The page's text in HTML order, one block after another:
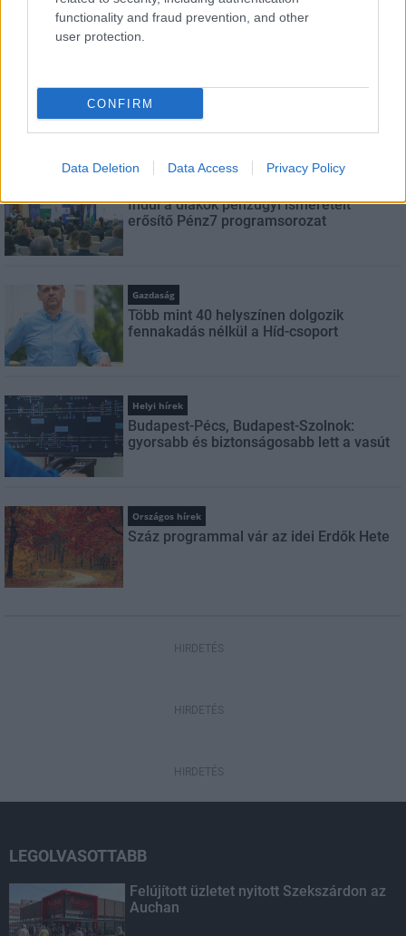
functionality and fraud prevention, and other
user protection.
CONFIRM
Data Deletion Data Access Privacy Policy
LEGNÉZETTEBB
Felújított üzletet nyitott Szekszárdon az
Auchan
Indul a diákok pénzügyi ismereteit
erősítő Pénz7 programsorozat
Gazdaság
Több mint 40 helyszínen dolgozik
fennakadás nélkül a Híd-csoport
Helyi hírek
Budapest-Pécs, Budapest-Szolnok:
gyorsabb és biztonságosabb lett a vasút
Országos hírek
Száz programmal vár az idei Erdők Hete
HIRDETÉS
HIRDETÉS
HIRDETÉS
LEGOLVASOTTABB
Felújított üzletet nyitott Szekszárdon az
Auchan